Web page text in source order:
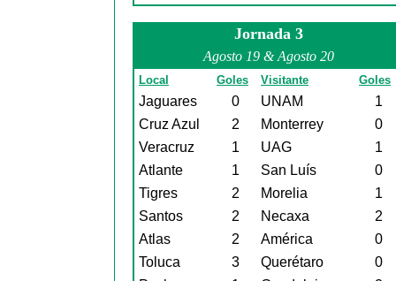
Jornada 3
Agosto 19 & Agosto 20
Local Goles Visitante Goles
Jaguares 0 UNAM
1
Cruz Azul
2 Monterrey
0
Veracruz
1 UAG
1
Atlante
1 San Luís
0
Tigres
2 Morelia
1
Santos
2 Necaxa
2
Atlas
2 América
0
Toluca
3 Querétaro
0